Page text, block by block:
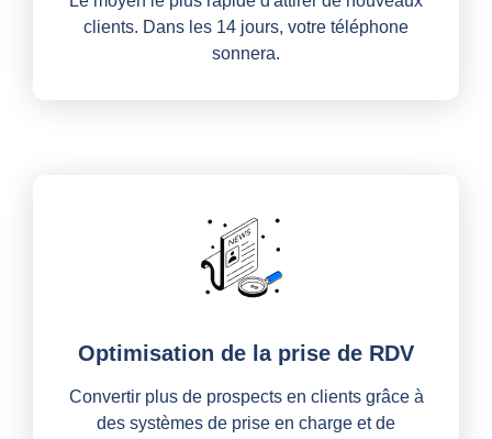
clients. Dans les 14 jours, votre téléphone
sonnera.
Optimisation de la prise de RDV
Convertir plus de prospects en clients grâce à
des systèmes de prise en charge et de